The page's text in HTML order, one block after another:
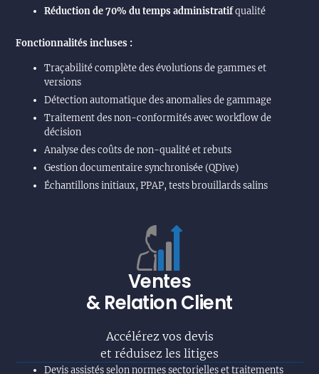
Réduction de 70% du temps administratifqualité
Fonctionnalités incluses :
Traçabilité complète des évolutions de gammes et
versions
Détection automatique des anomalies de gammage
Traitement des non-conformités avec workflow de
décision
Analyse des coûts de non-qualité et rebuts
Gestion documentaire synchronisée (QDive)
Échantillons initiaux, PPAP, tests brouillards salins
Ventes
& Relation Client
Accélérez vos devis
et réduisez les litiges
Devis assistés selon normes sectorielles et traitements